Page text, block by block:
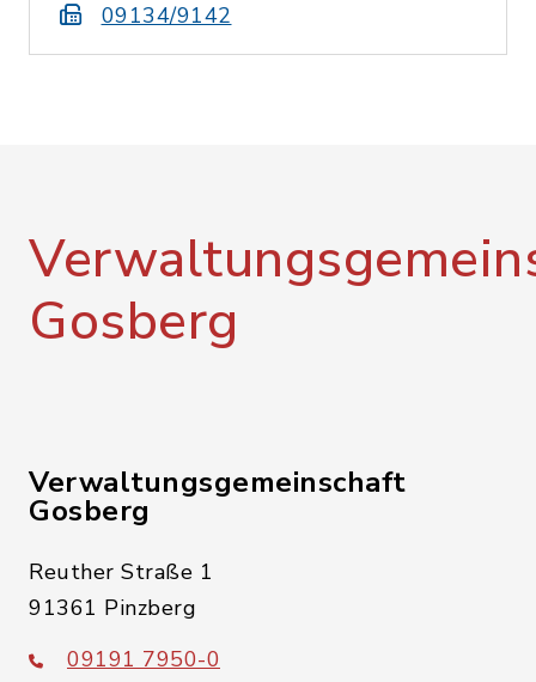
09134/9142
Gosberg
Verwaltungsgemeinschaft
Gosberg
Reuther Straße 1
91361 Pinzberg
09191 7950-0